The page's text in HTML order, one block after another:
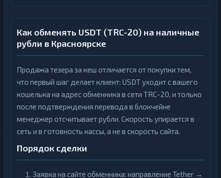
Как обменять USDT (TRC-20) на наличные
рубли в Красноярске
Продажа тезера за кеш отличается от покупки тем,
что первый шаг делает клиент: USDT уходит с вашего
кошелька на адрес обменника в сети TRC-20, и только
после подтверждения перевода в блокчейне
менеджер отсчитывает рубли. Скорость упирается в
сеть и в готовность кассы, а не в скорость сайта.
Порядок сделки
Заявка на сайте обменника: направление Tether →